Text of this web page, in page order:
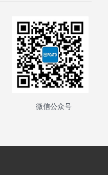
微信公众号